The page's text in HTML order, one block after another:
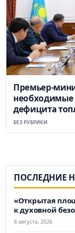
Премьер-
дефицита
БЕЗ РУБРИКИ
ПОСЛЕДНИЕ
«Открытая
к духовной
8 августа, 2026